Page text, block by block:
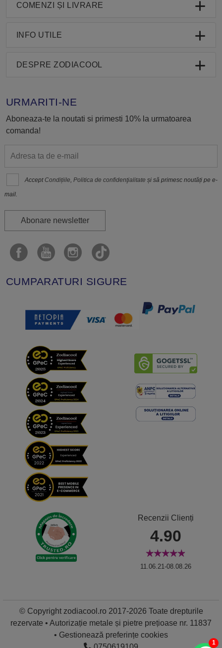
COMENZI ȘI LIVRARE
INFO UTILE
DESPRE ZODIACOOL
URMARITI-NE
Aboneaza-te la noutati si primesti 10% la urmatoarea
comanda!
Accept Condițiile ,Politica de confidenţialitate și să primesc noutăți pe e-
mail.
Abonare newsletter
CUMPARATURI SIGURE
Recenzii Clienți
4.90
11.06.21-08.08.26
© Copyright zodiacool.ro 2017-2026 Toate drepturile
rezervate • Autorizație metale și pietre prețioase nr. 11837
• Gestionează preferințe cookies
1